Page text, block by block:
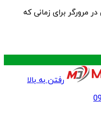
مرورگر برای زمانی که
رفتن به بالا